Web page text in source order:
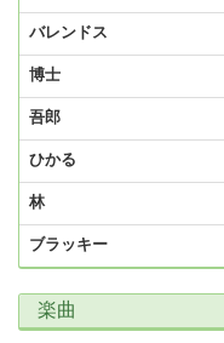
バレンドス
博士
吾郎
ひかる
林
ブラッキー
楽曲